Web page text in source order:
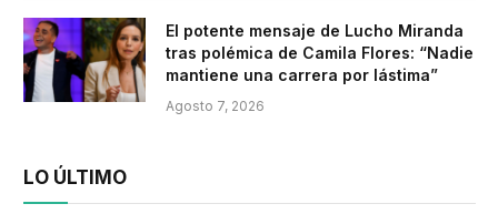
El potente mensaje de Lucho Miranda
tras polémica de Camila Flores: “Nadie
mantiene una carrera por lástima”
Agosto 7, 2026
LO ÚLTIMO